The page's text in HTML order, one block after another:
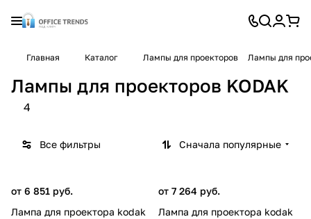
Главная Каталог Лампы для проекторов Лампы для
Лампы для проекторов KODAK
4
Все фильтры Сначала популярные
от 6 851 руб.
Лампа для проектора kodak
от 7 264 руб.
Лампа для проектора kodak